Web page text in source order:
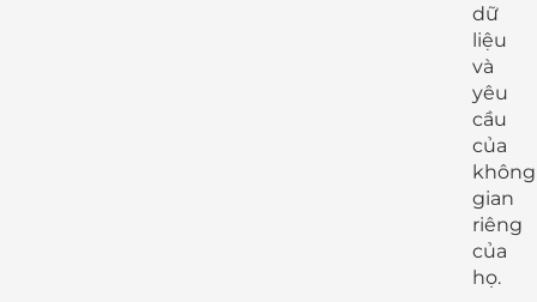
dữ
liệu
và
yêu
cầu
của
không
gian
riêng
của
họ.